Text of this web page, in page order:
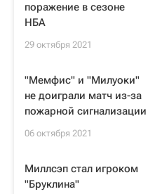
поражение в сезоне
НБА
29 октября 2021
"Мемфис" и "Милуоки"
не доиграли матч из-за
пожарной сигнализации
06 октября 2021
Миллсэп стал игроком
"Бруклина"